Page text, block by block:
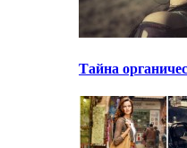
Тайна